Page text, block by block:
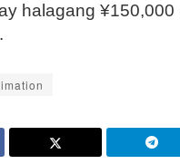
halagang ¥150,000